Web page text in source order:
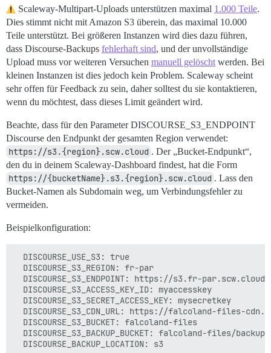
Scaleway-Multipart-Uploads unterstützen maximal 1.000 Teile.
Dies stimmt nicht mit Amazon S3 überein, das maximal 10.000
Teile unterstützt. Bei größeren Instanzen wird dies dazu führen,
dass Discourse-Backups fehlerhaft sind, und der unvollständige
Upload muss vor weiteren Versuchen manuell gelöscht werden. Bei
kleinen Instanzen ist dies jedoch kein Problem. Scaleway scheint
sehr offen für Feedback zu sein, daher solltest du sie kontaktieren,
wenn du möchtest, dass dieses Limit geändert wird.
Beachte, dass für den Parameter DISCOURSE_S3_ENDPOINT
Discourse den Endpunkt der gesamten Region verwendet:
https://s3.{region}.scw.cloud . Der „Bucket-Endpunkt“,
den du in deinem Scaleway-Dashboard findest, hat die Form
https://{bucketName}.s3.{region}.scw.cloud . Lass den
Bucket-Namen als Subdomain weg, um Verbindungsfehler zu
vermeiden.
Beispielkonfiguration:
  DISCOURSE_USE_S3: true
  DISCOURSE_S3_REGION: fr-par
  DISCOURSE_S3_ENDPOINT: https://s3.fr-par.scw.cloud
  DISCOURSE_S3_ACCESS_KEY_ID: myaccesskey
  DISCOURSE_S3_SECRET_ACCESS_KEY: mysecretkey
DISCOURSE_S3_CDN_URL: https://falcoland-files-
  DISCOURSE_S3_BUCKET: falcoland-files
  DISCOURSE_S3_BACKUP_BUCKET: falcoland-files/backups